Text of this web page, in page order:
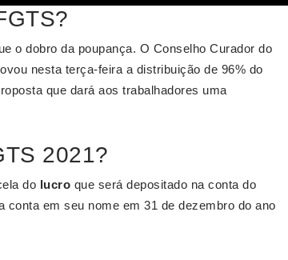
o dobro da poupança. O Conselho Curador do
nesta terça-feira a distribuição de 96% do
que dará aos trabalhadores uma
2021?
do lucro que será depositado na conta do
em seu nome em 31 de dezembro do ano